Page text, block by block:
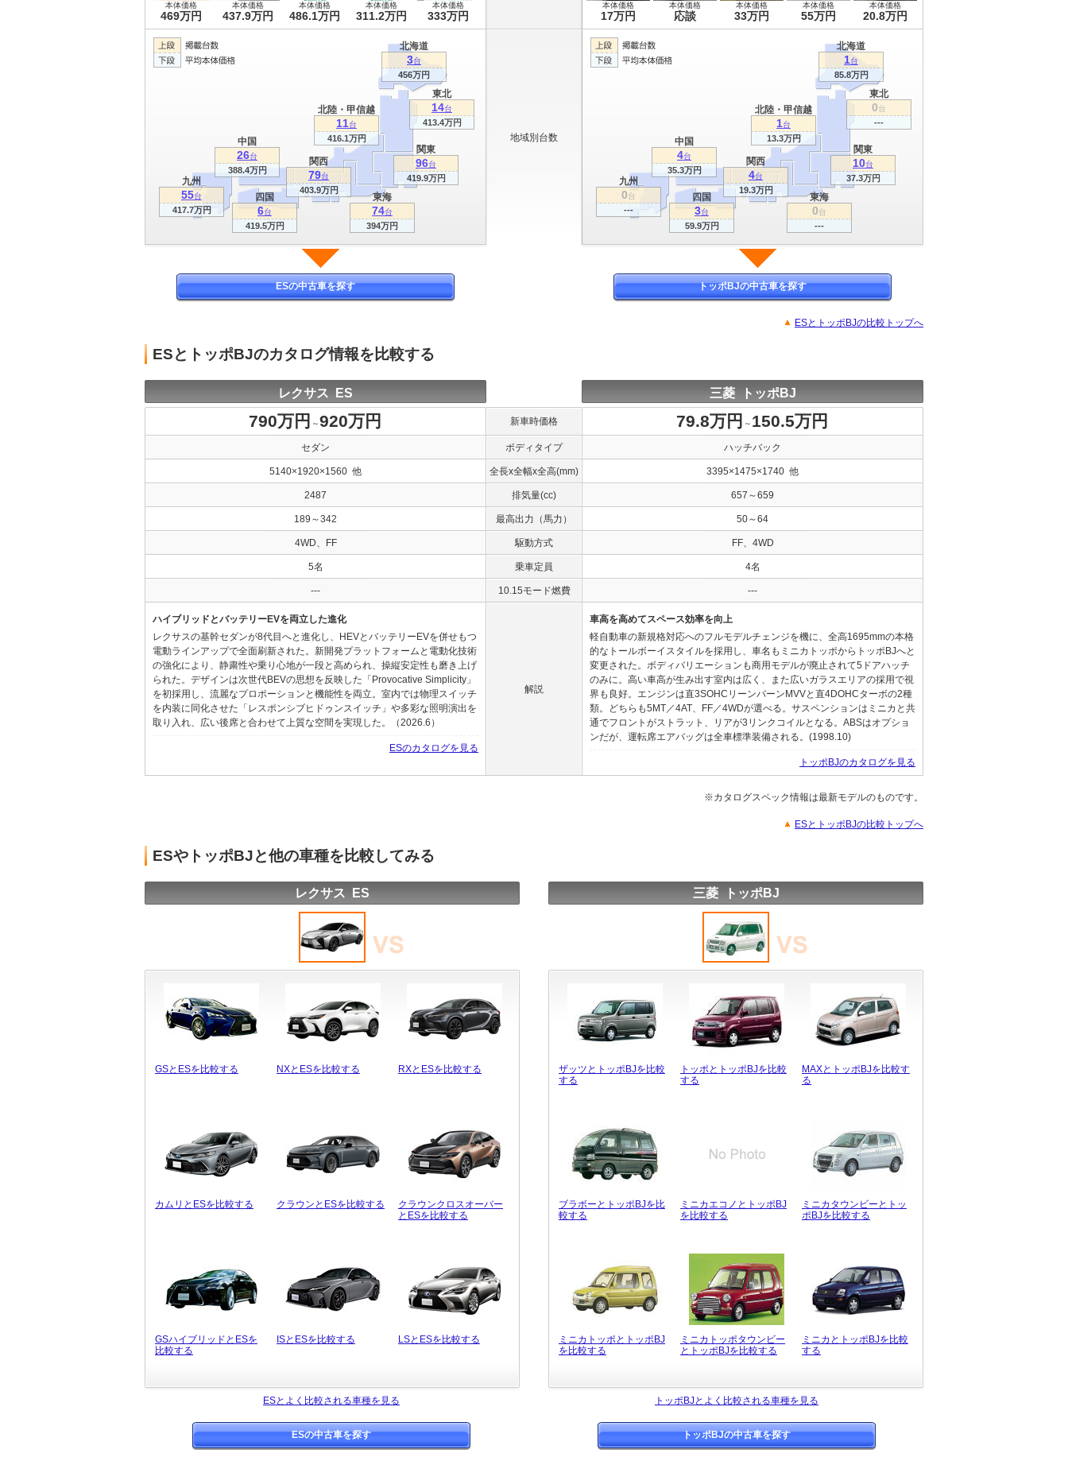
本体価格
469万円
本体価格
437.9万円
本体価格
486.1万円
本体価格
311.2万円
本体価格
333万円
本体価格
17万円
本体価格
応談
本体価格
33万円
本体価格
55万円
本体価格
20.8万円
関東
96台
419.9万円
関西
79台
403.9万円
東海
74台
394万円
北海道
3台
456万円
九州
55台
417.7万円
東北
14台
413.4万円
北陸・甲信越
11台
416.1万円
中国
26台
388.4万円
四国
6台
419.5万円
地域別台数
関東
10台
37.3万円
関西
4台
19.3万円
東海
0台
---
北海道
1台
85.8万円
九州
0台
---
東北
0台
---
北陸・甲信越
1台
13.3万円
中国
4台
35.3万円
四国
3台
59.9万円
ESの中古車を探す トッポBJの中古車を探す
ESとトッポBJの比較トップへ
ESとトッポBJのカタログ情報を比較する
レクサス ES 三菱 トッポBJ
790万円 ～920万円 新車時価格 79.8万円 ～ 150.5万円
セダン ボディタイプ ハッチバック
5140×1920×1560 他 全長x全幅x全高(mm) 3395×1475×1740 他
2487 排気量(cc) 657～659
189～342 最高出力（馬力） 50～64
4WD、FF 駆動方式 FF、4WD
5名 乗車定員 4名
--- 10.15モード燃費 ---
ハイブリッドとバッテリーEVを両立した進化
レクサスの基幹セダンが8代目へと進化し、HEVとバッテリーEVを併せもつ
電動ラインアップで全面刷新された。新開発プラットフォームと電動化技術
の強化により、静粛性や乗り心地が一段と高められ、操縦安定性も磨き上げ
られた。デザインは次世代BEVの思想を反映した「Provocative Simplicity」
を初採用し、流麗なプロポーションと機能性を両立。室内では物理スイッチ
を内装に同化させた「レスポンシブヒドゥンスイッチ」や多彩な照明演出を
取り入れ、広い後席と合わせて上質な空間を実現した。（2026.6）
ESのカタログを見る
解説
車高を高めてスペース効率を向上
軽自動車の新規格対応へのフルモデルチェンジを機に、全高1695mmの本格
的なトールボーイスタイルを採用し、車名もミニカトッポからトッポBJへと
変更された。ボディバリエーションも商用モデルが廃止されて5ドアハッチ
のみに。高い車高が生み出す室内は広く、また広いガラスエリアの採用で視
界も良好。エンジンは直3SOHCリーンバーンMVVと直4DOHCターボの2種
類。どちらも5MT／4AT、FF／4WDが選べる。サスペンションはミニカと共
通でフロントがストラット、リアが3リンクコイルとなる。ABSはオプショ
ンだが、運転席エアバッグは全車標準装備される。(1998.10)
トッポBJのカタログを見る
※カタログスペック情報は最新モデルのものです。
ESとトッポBJの比較トップへ
ESやトッポBJと他の車種を比較してみる
レクサス ES
GSとESを比較する NXとESを比較する RXとESを比較する
カムリとESを比較する クラウンとESを比較する
クラウンクロスオーバー
とESを比較する
GSハイブリッドとESを
比較する
ISとESを比較する LSとESを比較する
三菱 トッポBJ
ザッツとトッポBJを比較
する
トッポとトッポBJを比較
する
MAXとトッポBJを比較す
る
ブラボーとトッポBJを比
較する
ミニカエコノとトッポBJ
を比較する
ミニカタウンビーとトッ
ポBJを比較する
ミニカトッポとトッポBJ
を比較する
ミニカトッポタウンビー
とトッポBJを比較する
ミニカとトッポBJを比較
する
ESとよく比較される車種を見る トッポBJとよく比較される車種を見る
ESの中古車を探す トッポBJの中古車を探す